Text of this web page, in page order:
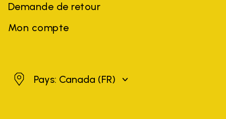
Demande de retour
Mon compte
CanadaPays: Canada (FR)